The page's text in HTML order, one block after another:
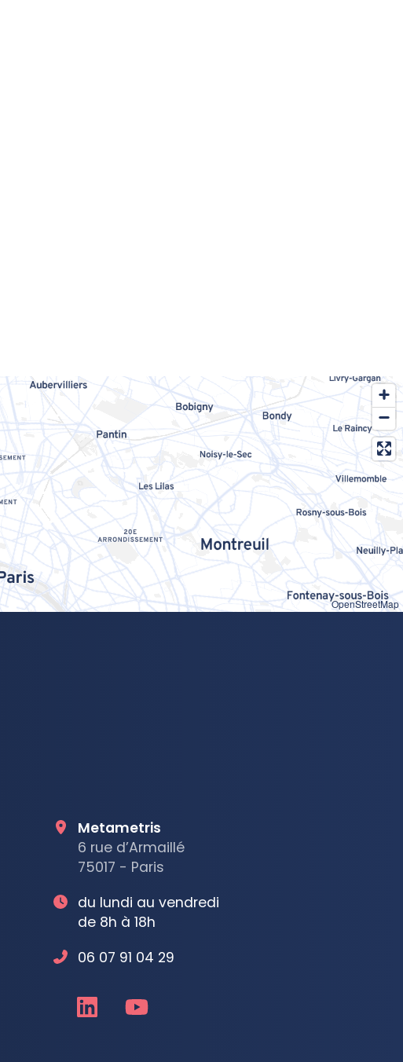
OpenStreetMap
Metametris
6 rue d’Armaillé
75017 - Paris
du lundi au vendredi
de 8h à 18h
06 07 91 04 29